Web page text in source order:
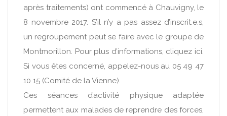
après traitements) ont commencé à Chauvigny, le
8 novembre 2017. S’il n’y a pas assez d’inscrit.e.s,
un regroupement peut se faire avec le groupe de
Montmorillon. Pour plus d’informations, cliquez ici.
Si vous êtes concerné, appelez-nous au 05 49 47
10 15 (Comité de la Vienne).
Ces séances d’activité physique adaptée
permettent aux malades de reprendre des forces,